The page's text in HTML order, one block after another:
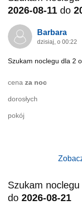
2026-08-11 do
Barbara
dzisiaj, o 00:22
Szukam noclegu dla 2
cena za noc
dorosłych
pokój
Szukam noclegu
do 2026-08-21